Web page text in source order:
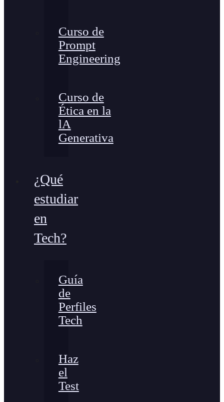
Curso de
Prompt
Engineering
Curso de
Ética en la
lA
Generativa
¿Qué
estudiar
en
Tech?
Guía
de
Perfiles
Tech
Haz
el
Test